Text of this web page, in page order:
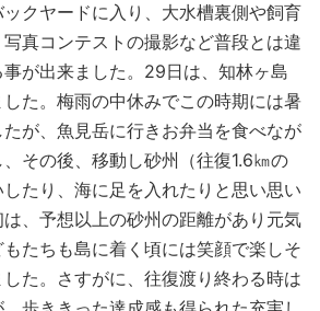
クヤードに入り、大水槽裏側や飼育
真コンテストの撮影など普段とは違
が出来ました。29日は、知林ヶ島
た。梅雨の中休みでこの時期には暑
が、魚見岳に行きお弁当を食べなが
その後、移動し砂州（往復1.6㎞の
たり、海に足を入れたりと思い思い
、予想以上の砂州の距離があり元気
たちも島に着く頃には笑顔で楽しそ
た。さすがに、往復渡り終わる時は